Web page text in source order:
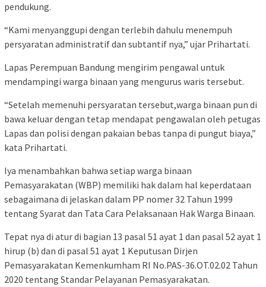
pendukung.
“Kami menyanggupi dengan terlebih dahulu menempuh
persyaratan administratif dan subtantif nya,” ujar Prihartati.
Lapas Perempuan Bandung mengirim pengawal untuk
mendampingi warga binaan yang mengurus waris tersebut.
“Setelah memenuhi persyaratan tersebut,warga binaan pun di
bawa keluar dengan tetap mendapat pengawalan oleh petugas
Lapas dan polisi dengan pakaian bebas tanpa di pungut biaya,”
kata Prihartati.
Iya menambahkan bahwa setiap warga binaan
Pemasyarakatan (WBP) memiliki hak dalam hal keperdataan
sebagaimana di jelaskan dalam PP nomer 32 Tahun 1999
tentang Syarat dan Tata Cara Pelaksanaan Hak Warga Binaan.
Tepat nya di atur di bagian 13 pasal 51 ayat 1 dan pasal 52 ayat 1
hirup (b) dan di pasal 51 ayat 1 Keputusan Dirjen
Pemasyarakatan Kemenkumham RI No.PAS-36.OT.02.02 Tahun
2020 tentang Standar Pelayanan Pemasyarakatan.